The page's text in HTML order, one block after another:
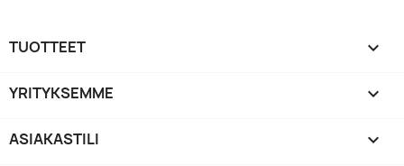
TUOTTEET 
YRITYKSEMME 
ASIAKASTILI 